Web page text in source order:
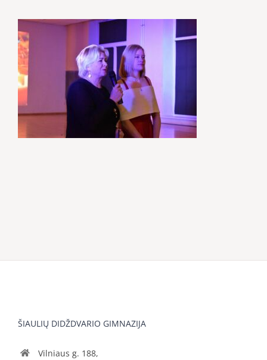
ŠIAULIŲ DIDŽDVARIO GIMNAZIJA
Vilniaus g. 188,